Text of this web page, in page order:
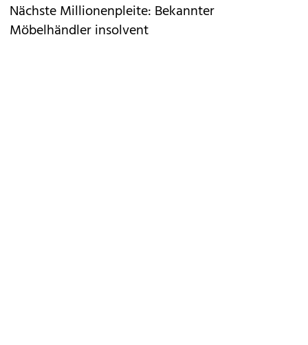
Nächste Millionenpleite: Bekannter
Möbelhändler insolvent